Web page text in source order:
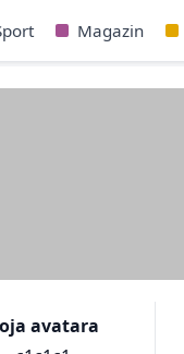
Magazin
avatara